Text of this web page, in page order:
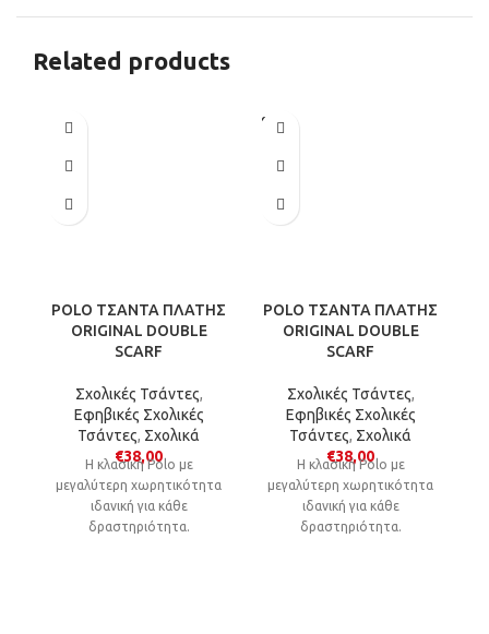
Related products
POLO ΤΣΑΝΤΑ ΠΛΑΤΗΣ
ORIGINAL DOUBLE
SCARF
Σχολικές Τσάντες,
Εφηβικές Σχολικές
Τσάντες, Σχολικά
€38,00
Η κλασική Polo με
μεγαλύτερη χωρητικότητα
ιδανική για κάθε
δραστηριότητα.
SOLD
OUT
POLO ΤΣΑΝΤΑ ΠΛΑΤΗΣ
ORIGINAL DOUBLE
SCARF
Σχολικές Τσάντες,
Εφηβικές Σχολικές
Τσάντες, Σχολικά
€38,00
Η κλασική Polo με
μεγαλύτερη χωρητικότητα
ιδανική για κάθε
δραστηριότητα.